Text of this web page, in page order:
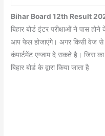
Bihar Board 12th Result
बिहार बोर्ड इंटर परीक्षाओं ने पास
आप फेल होजाएंगे। अगर किसी वेज
कंपार्टमेंट एग्जाम दे सकते है। जिस
बिहार बोर्ड के द्वारा किया जाता है